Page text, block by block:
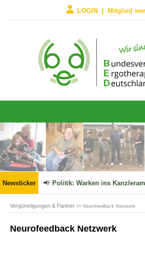
LOGIN | Mitglied
Newsticker
Kraft! 📢 Politik: Warken ins
Vergünstigungen & Partner >> Neurofeedback Netzwerk
Neurofeedback Netzwerk